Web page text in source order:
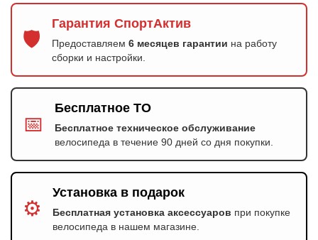
🛡️
Гарантия СпортАктив
Предоставляем 6 месяцев гарантии на работу
сборки и настройки.
📅
Бесплатное ТО
Бесплатное техническое обслуживание
велосипеда в течение 90 дней со дня покупки.
⚙️
Установка в подарок
Бесплатная установка аксессуаров при покупке
велосипеда в нашем магазине.